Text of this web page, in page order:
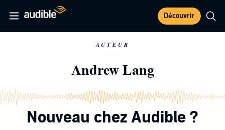
Découvrir
AUTEUR
Andrew Lang
Nouveau chez Audible ?